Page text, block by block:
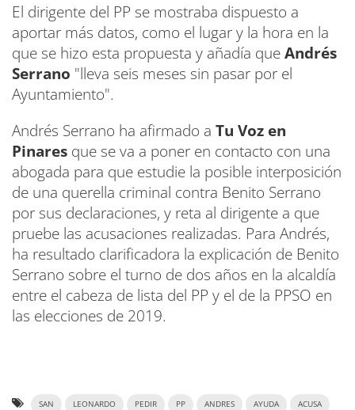
El dirigente del PP se mostraba dispuesto a
aportar más datos, como el lugar y la hora en la
que se hizo esta propuesta y añadía queAndrés
Serrano "lleva seis meses sin pasar por el
Ayuntamiento".
Andrés Serrano ha afirmado a Tu Voz en
Pinares que se va a poner en contacto con una
abogada para que estudie la posible interposición
de una querella criminal contra Benito Serrano
por sus declaraciones, y reta al dirigente a que
pruebe las acusaciones realizadas. Para Andrés,
ha resultado clarificadora la explicación de Benito
Serrano sobre el turno de dos años en la alcaldía
entre el cabeza de lista del PP y el de la PPSO en
las elecciones de 2019.
SAN LEONARDO PEDIR PP ANDRES AYUDA ACUSA